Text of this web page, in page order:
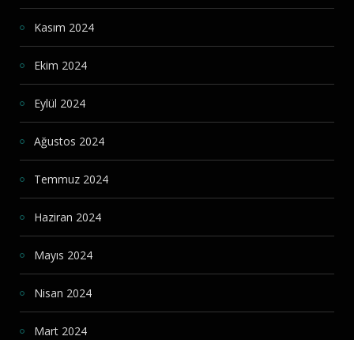
Kasım 2024
Ekim 2024
Eylül 2024
Ağustos 2024
Temmuz 2024
Haziran 2024
Mayıs 2024
Nisan 2024
Mart 2024